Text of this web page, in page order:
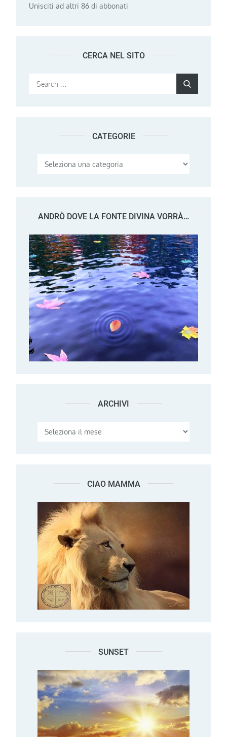
Unisciti ad altri 86 di abbonati
CERCA NEL SITO
Search
CATEGORIE
Categorie
ANDRÒ DOVE LA FONTE DIVINA VORRÀ…
ARCHIVI Archivi
CIAO MAMMA
SUNSET